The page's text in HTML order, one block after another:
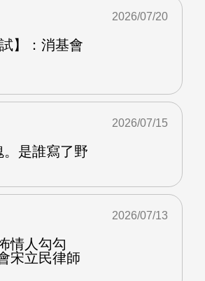
】：消基會
2026/07/20
是誰寫了野
2026/07/15
情人勾勾
宋立民律師
2026/07/13